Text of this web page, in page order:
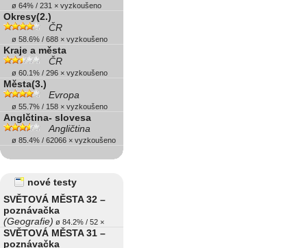
ø 64% / 231 × vyzkoušeno
Okresy(2.)
ČR
ø 58.6% / 688 × vyzkoušeno
Kraje a města
ČR
ø 60.1% / 296 × vyzkoušeno
Města(3.)
Evropa
ø 55.7% / 158 × vyzkoušeno
Anglčtina- slovesa
Angličtina
ø 85.4% / 62066 × vyzkoušeno
nové testy
SVĚTOVÁ MĚSTA 32 –
poznávačka
(Geografie) ø 84.2% / 52 ×
SVĚTOVÁ MĚSTA 31 –
poznávačka